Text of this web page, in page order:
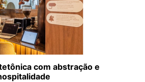
com abstração e